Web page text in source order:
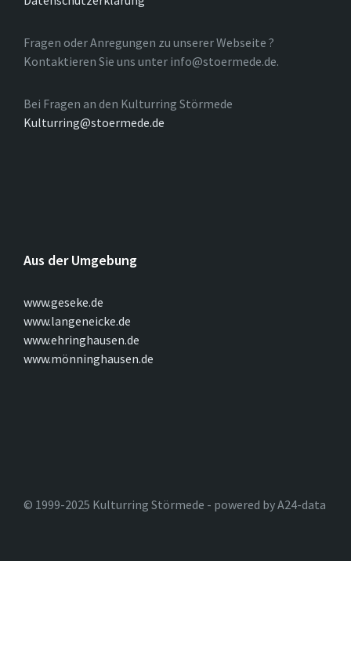
Fragen oder Anregungen zu unserer Webseite ?
Kontaktieren Sie uns unter info@stoermede.de.
Bei Fragen an den Kulturring Störmede
Kulturring@stoermede.de
Aus der Umgebung
www.geseke.de
www.langeneicke.de
www.ehringhausen.de
www.mönninghausen.de
© 1999-2025 Kulturring Störmede - powered by A24-data